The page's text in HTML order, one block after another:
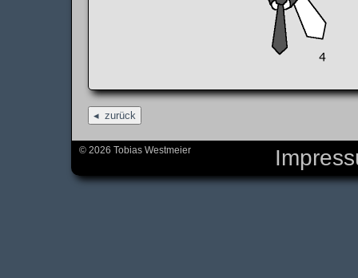
zurück
© 2026 Tobias Westmeier